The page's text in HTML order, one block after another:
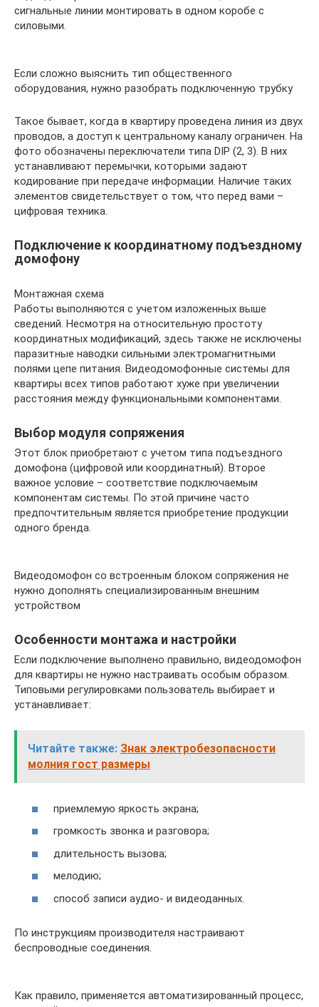
сигнальные линии монтировать в одном коробе с
силовыми.
Если сложно выяснить тип общественного
оборудования, нужно разобрать подключенную трубку
Такое бывает, когда в квартиру проведена линия из двух
проводов, а доступ к центральному каналу ограничен. На
фото обозначены переключатели типа DIP (2, 3). В них
устанавливают перемычки, которыми задают
кодирование при передаче информации. Наличие таких
элементов свидетельствует о том, что перед вами –
цифровая техника.
Подключение к координатному подъездному
домофону
Монтажная схема
Работы выполняются с учетом изложенных выше
сведений. Несмотря на относительную простоту
координатных модификаций, здесь также не исключены
паразитные наводки сильными электромагнитными
полями цепе питания. Видеодомофонные системы для
квартиры всех типов работают хуже при увеличении
расстояния между функциональными компонентами.
Выбор модуля сопряжения
Этот блок приобретают с учетом типа подъездного
домофона (цифровой или координатный). Второе
важное условие – соответствие подключаемым
компонентам системы. По этой причине часто
предпочтительным является приобретение продукции
одного бренда.
Видеодомофон со встроенным блоком сопряжения не
нужно дополнять специализированным внешним
устройством
Особенности монтажа и настройки
Если подключение выполнено правильно, видеодомофон
для квартиры не нужно настраивать особым образом.
Типовыми регулировками пользователь выбирает и
устанавливает:
Читайте также: Знак электробезопасности
молния гост размеры
приемлемую яркость экрана;
громкость звонка и разговора;
длительность вызова;
мелодию;
способ записи аудио- и видеоданных.
По инструкциям производителя настраивают
беспроводные соединения.
Как правило, применяется автоматизированный процесс,